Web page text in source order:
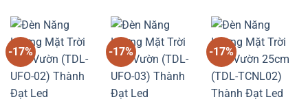
1,600,000 ₫.
1,490,000 ₫.
-17% -17% -17%